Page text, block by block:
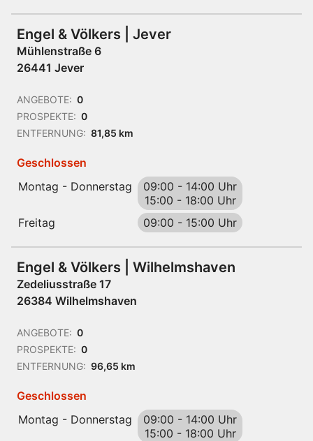
Engel & Völkers | Jever
Mühlenstraße 6
26441 Jever
ANGEBOTE: 0
PROSPEKTE: 0
ENTFERNUNG: 81,85 km
Geschlossen
Montag - Donnerstag
09:00 - 14:00 Uhr
15:00 - 18:00 Uhr
Freitag
09:00 - 15:00 Uhr
Engel & Völkers | Wilhelmshaven
Zedeliusstraße 17
26384 Wilhelmshaven
ANGEBOTE: 0
PROSPEKTE: 0
ENTFERNUNG: 96,65 km
Geschlossen
Montag - Donnerstag
09:00 - 14:00 Uhr
15:00 - 18:00 Uhr